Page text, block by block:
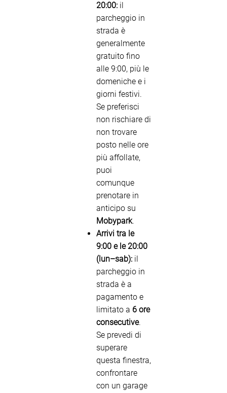
20:00: il
parcheggio in
strada è
generalmente
gratuito fino
alle 9:00, più le
domeniche e i
giorni festivi.
Se preferisci
non rischiare di
non trovare
posto nelle ore
più affollate,
puoi
comunque
prenotare in
anticipo su
Mobypark.
Arrivi tra le
9:00 e le 20:00
(lun–sab): il
parcheggio in
strada è a
pagamento e
limitato a 6 ore
consecutive.
Se prevedi di
superare
questa finestra,
confrontare
con un garage